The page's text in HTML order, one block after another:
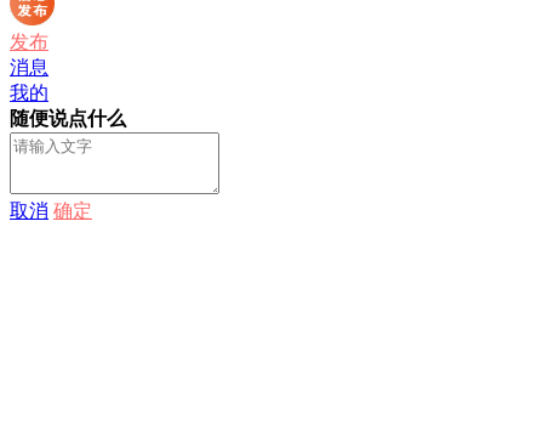
发布
消息
我的
随便说点什么
取消 确定